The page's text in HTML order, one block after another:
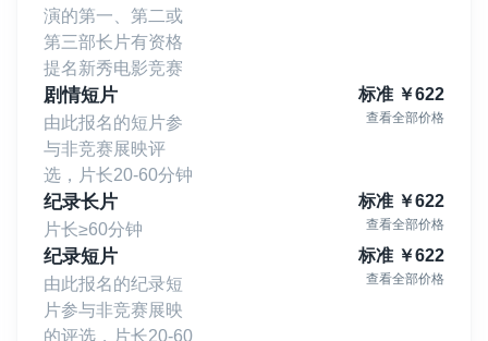
演的第一、第二或
第三部长片有资格
提名新秀电影竞赛
剧情短片
由此报名的短片参
与非竞赛展映评
选，片长20-60分钟
标准 ￥622
查看全部价格
纪录长片
片长≥60分钟
标准 ￥622
查看全部价格
纪录短片
由此报名的纪录短
片参与非竞赛展映
的评选，片长20-60
标准 ￥622
查看全部价格